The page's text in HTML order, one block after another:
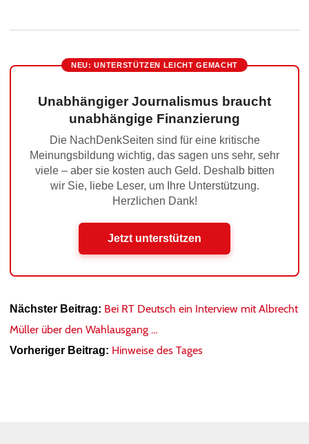
NEU: UNTERSTÜTZEN LEICHT GEMACHT
Unabhängiger Journalismus braucht
unabhängige Finanzierung
Die NachDenkSeiten sind für eine kritische
Meinungsbildung wichtig, das sagen uns sehr, sehr
viele – aber sie kosten auch Geld. Deshalb bitten
wir Sie, liebe Leser, um Ihre Unterstützung.
Herzlichen Dank!
Jetzt unterstützen
Nächster Beitrag: Bei RT Deutsch ein Interview mit Albrecht
Müller über den Wahlausgang …
Vorheriger Beitrag: Hinweise des Tages